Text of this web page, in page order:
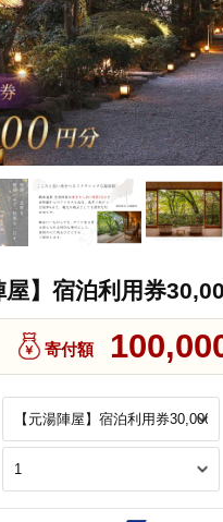
屋】宿泊利用券
寄付額